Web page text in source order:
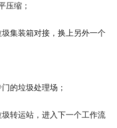
压缩；
集装箱对接，换上另外一个
的垃圾处理场；
转运站，进入下一个工作流